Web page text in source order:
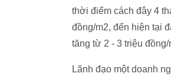
thời điểm cách đây 4
đồng/m2, đến hiện tại
tăng từ 2 - 3 triệu
Lãnh đạo một doanh